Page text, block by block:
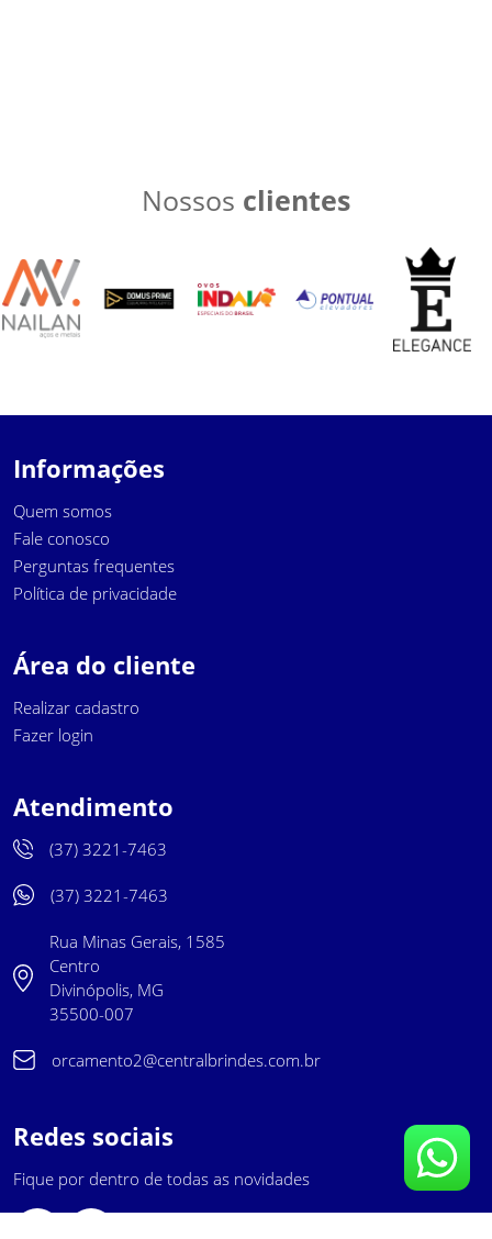
Nossos clientes
Informações
Quem somos
Fale conosco
Perguntas frequentes
Política de privacidade
Área do cliente
Realizar cadastro
Fazer login
Atendimento
(37) 3221-7463
(37) 3221-7463
Rua Minas Gerais, 1585
Centro
Divinópolis, MG
35500-007
orcamento2@centralbrindes.com.br
Redes sociais
Fique por dentro de todas as novidades